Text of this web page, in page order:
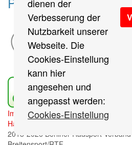
dienen der
Verbesserung der
Nutzbarkeit unserer
Webseite. Die
Cookies-Einstellung
kann hier
angesehen und
angepasst werden:
Cookies-Einstellung
Impressum / Cookies Einstellungen
Haftungsausschluss
Sitemap
2018-2026 Berliner Radsport